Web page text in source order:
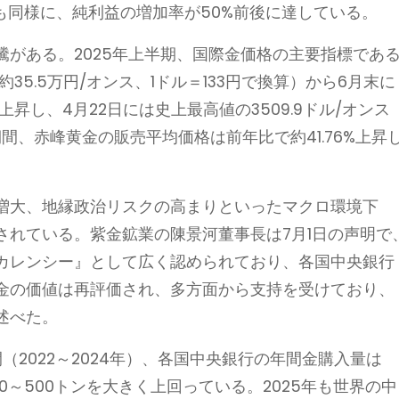
様に、純利益の増加率が50%前後に達している。
ある。2025年上半期、国際金価格の主要指標であ
35.5万円/オンス、1ドル＝133円で換算）から6月末に
昇し、4月22日には史上最高値の3509.9ドル/オンス
、赤峰黄金の販売平均価格は前年比で約41.76%上昇
、地縁政治リスクの高まりといったマクロ環境下
ている。紫金鉱業の陳景河董事長は7月1日の声明で
ンシー』として広く認められており、各国中央銀行
価値は再評価され、多方面から支持を受けており、
た。
2022～2024年）、各国中央銀行の年間金購入量は
500トンを大きく上回っている。2025年も世界の中